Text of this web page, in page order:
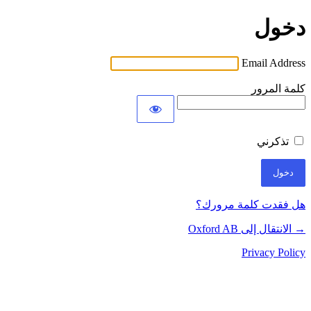
دخول
Email Address
كلمة المرور
تذكرني
هل فقدت كلمة مرورك؟
→ الانتقال إلى Oxford AB
Privacy Policy